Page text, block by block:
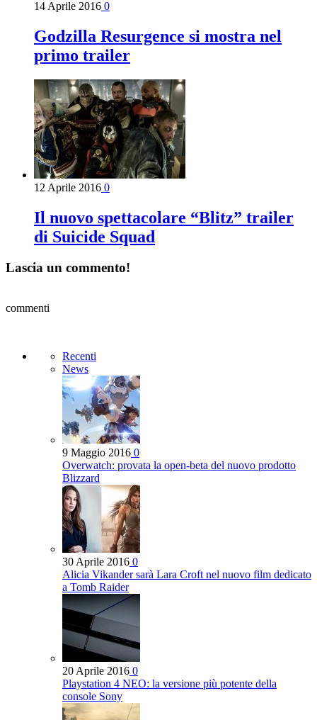
14 Aprile 2016 0
Godzilla Resurgence si mostra nel
primo trailer
12 Aprile 2016 0
Il nuovo spettacolare “Blitz” trailer
di Suicide Squad
Lascia un commento!
commenti
Recenti
News
9 Maggio 2016 0
Overwatch: provata la open-beta del nuovo prodotto
Blizzard
30 Aprile 2016 0
Alicia Vikander sarà Lara Croft nel nuovo film dedicato
a Tomb Raider
20 Aprile 2016 0
Playstation 4 NEO: la versione più potente della
console Sony